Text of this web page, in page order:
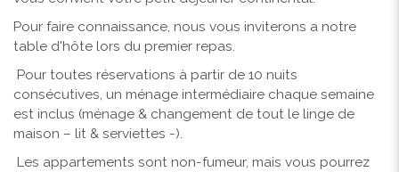
Pour faire connaissance, nous vous inviterons a notre
table d'hôte lors du premier repas.
Pour toutes réservations à partir de 10 nuits
consécutives, un ménage intermédiaire chaque semaine
est inclus (ménage & changement de tout le linge de
maison – lit & serviettes -).
Les appartements sont non-fumeur, mais vous pourrez